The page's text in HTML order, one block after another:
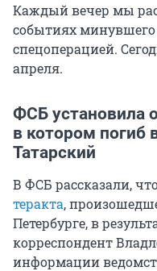
Каждый вечер мы
событиях
спецоперацией.
апреля.
ФСБ установила
в котором погиб
Татарский
В ФСБ рассказали,
теракта,
Петербурге, в
корреспондент
информации